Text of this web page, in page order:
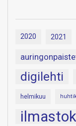
2020 2021
digilehti
helmikuu